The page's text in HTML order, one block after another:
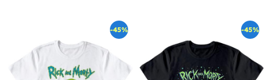
-45% -45%